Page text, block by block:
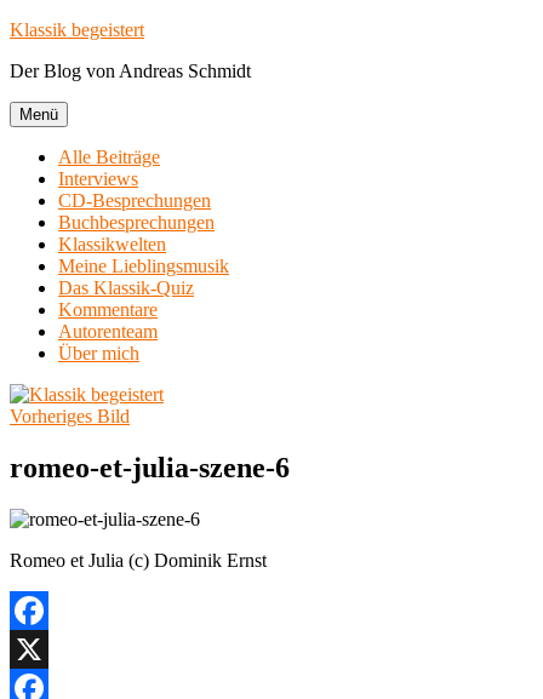
Zum
springen
Klassik begeistert
Der Blog von Andreas Schmidt
Menü
Alle Beiträge
Interviews
CD-Besprechungen
Buchbesprechungen
Klassikwelten
Meine Lieblingsmusik
Das Klassik-Quiz
Kommentare
Autorenteam
Über mich
Vorheriges Bild
romeo-et-julia-szene-6
Romeo et Julia (c) Dominik Ernst
Facebook
X